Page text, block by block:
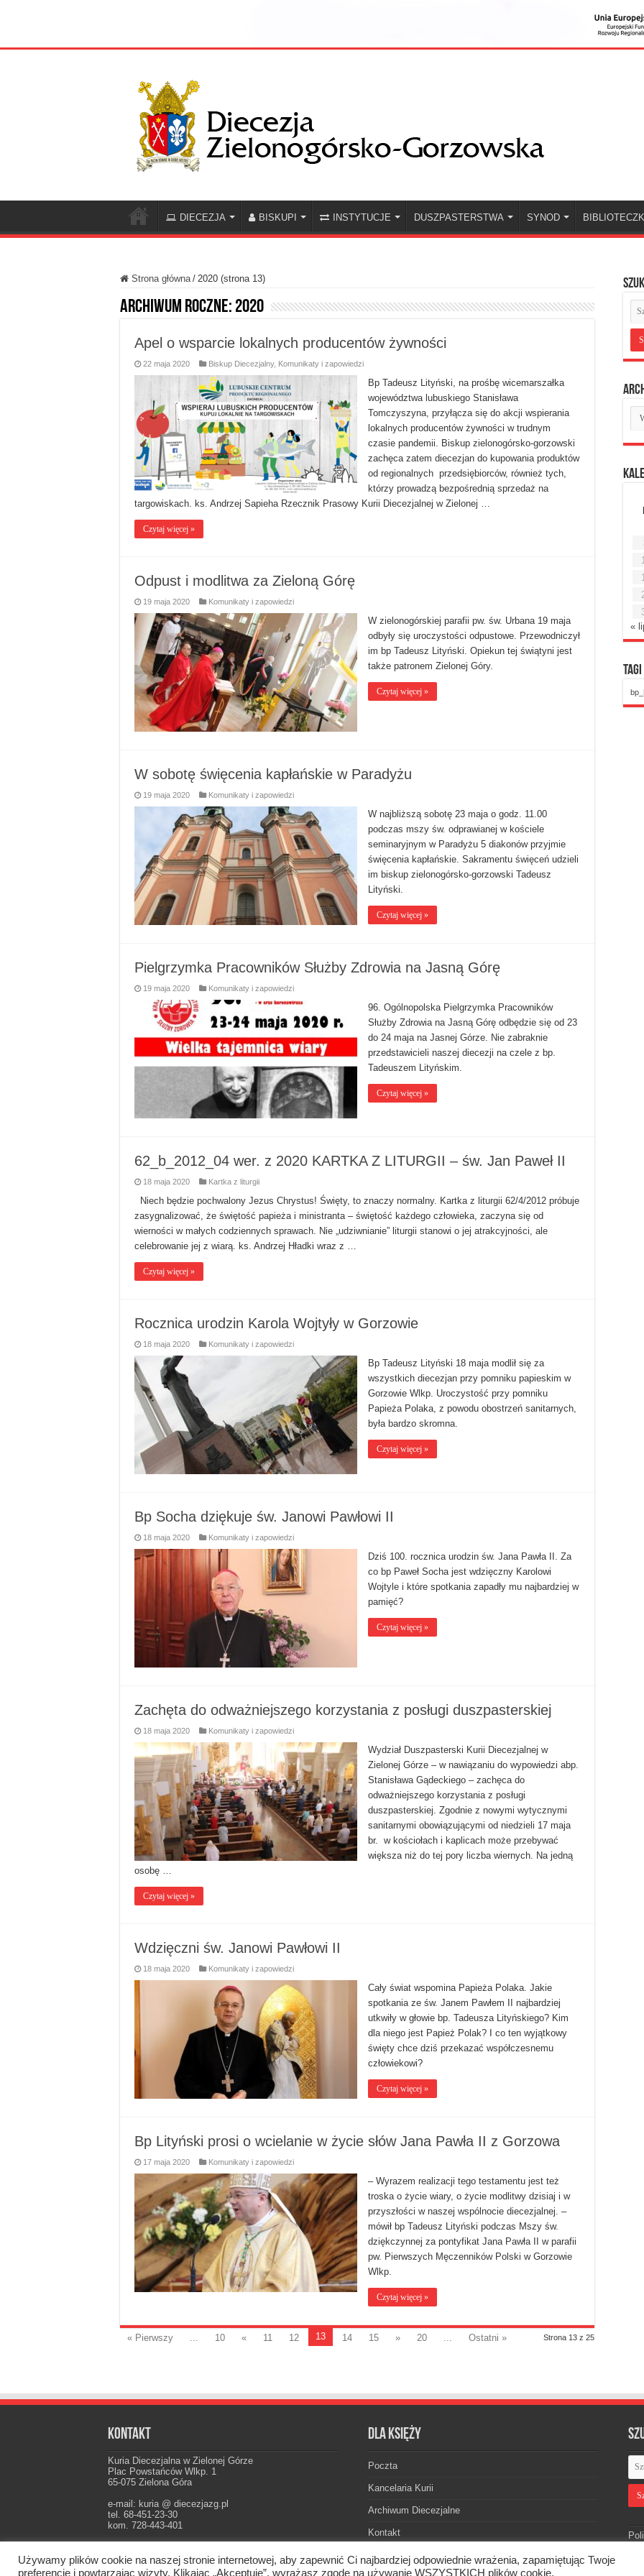
DIECEZJA BISKUPI INSTYTUCJE DUSZPASTERSTWA SYNOD
Strona główna / 2020 (strona 13)
Archiwum roczne: 2020
Apel o wsparcie lokalnych producentów żywności
22 maja 2020 Biskup Diecezjalny, Komunikaty i zapowiedzi
Bp Tadeusz Lityński, na prośbę wicemarszałka
województwa lubuskiego Stanisława
Tomczyszyna, przyłącza się do akcji wspierania
lokalnych producentów żywności w trudnym
czasie pandemii. Biskup zielonogórsko-gorzowski
zachęca zatem diecezjan do kupowania produktów
od regionalnych przedsiębiorców, również tych,
którzy prowadzą bezpośrednią sprzedaż na
targowiskach. ks. Andrzej Sapieha Rzecznik Prasowy Kurii Diecezjalnej w Zielonej …
Czytaj więcej »
Odpust i modlitwa za Zieloną Górę
19 maja 2020 Komunikaty i zapowiedzi
​W zielonogórskiej parafii pw. św. Urbana 19 maja
odbyły się uroczystości odpustowe. Przewodniczył
im bp Tadeusz Lityński. Opiekun tej świątyni jest
także patronem Zielonej Góry.
Czytaj więcej »
W sobotę święcenia kapłańskie w Paradyżu
19 maja 2020 Komunikaty i zapowiedzi
W najbliższą sobotę 23 maja o godz. 11.00
podczas mszy św. odprawianej w kościele
seminaryjnym w Paradyżu 5 diakonów przyjmie
święcenia kapłańskie. Sakramentu święceń udzieli
im biskup zielonogórsko-gorzowski Tadeusz
Lityński.
Czytaj więcej »
Pielgrzymka Pracowników Służby Zdrowia na Jasną Górę
19 maja 2020 Komunikaty i zapowiedzi
96. Ogólnopolska Pielgrzymka Pracowników
Służby Zdrowia na Jasną Górę odbędzie się od 23
do 24 maja na Jasnej Górze. Nie zabraknie
przedstawicieli naszej diecezji na czele z bp.
Tadeuszem Lityńskim.
Czytaj więcej »
62_b_2012_04 wer. z 2020 KARTKA Z LITURGII – św. Jan Paweł II
18 maja 2020 Kartka z liturgii
Niech będzie pochwalony Jezus Chrystus! Święty, to znaczy normalny. Kartka z liturgii 62/4/2012 próbuje
zasygnalizować, że świętość papieża i ministranta – świętość każdego człowieka, zaczyna się od
wierności w małych codziennych sprawach. Nie „udziwnianie” liturgii stanowi o jej atrakcyjności, ale
celebrowanie jej z wiarą. ks. Andrzej Hładki wraz z …
Czytaj więcej »
Rocznica urodzin Karola Wojtyły w Gorzowie
18 maja 2020 Komunikaty i zapowiedzi
Bp Tadeusz Lityński 18 maja modlił się za
wszystkich diecezjan przy pomniku papieskim w
Gorzowie Wlkp. Uroczystość przy pomniku
Papieża Polaka, z powodu obostrzeń sanitarnych,
była bardzo skromna.
Czytaj więcej »
Bp Socha dziękuje św. Janowi Pawłowi II
18 maja 2020 Komunikaty i zapowiedzi
Dziś 100. rocznica urodzin św. Jana Pawła II. Za
co bp Paweł Socha jest wdzięczny Karolowi
Wojtyle i które spotkania zapadły mu najbardziej w
pamięć?
Czytaj więcej »
Zachęta do odważniejszego korzystania z posługi duszpasterskiej
18 maja 2020 Komunikaty i zapowiedzi
Wydział Duszpasterski Kurii Diecezjalnej w
Zielonej Górze – w nawiązaniu do wypowiedzi abp.
Stanisława Gądeckiego – zachęca do
odważniejszego korzystania z posługi
duszpasterskiej. Zgodnie z nowymi wytycznymi
sanitarnymi obowiązującymi od niedzieli 17 maja
br. w kościołach i kaplicach może przebywać
większa niż do tej pory liczba wiernych. Na jedną
osobę …
Czytaj więcej »
Wdzięczni św. Janowi Pawłowi II
18 maja 2020 Komunikaty i zapowiedzi
Cały świat wspomina Papieża Polaka. Jakie
spotkania ze św. Janem Pawłem II najbardziej
utkwiły w głowie bp. Tadeusza Lityńskiego? Kim
dla niego jest Papież Polak? I co ten wyjątkowy
święty chce dziś przekazać współczesnemu
człowiekowi?
Czytaj więcej »
Bp Lityński prosi o wcielanie w życie słów Jana Pawła II z Gorzowa
17 maja 2020 Komunikaty i zapowiedzi
– Wyrazem realizacji tego testamentu jest też
troska o życie wiary, o życie modlitwy dzisiaj i w
przyszłości w naszej wspólnocie diecezjalnej. –
mówił bp Tadeusz Lityński podczas Mszy św.
dziękczynnej za pontyfikat Jana Pawła II w parafii
pw. Pierwszych Męczenników Polski w Gorzowie
Wlkp.
Czytaj więcej »
Strona 13 z 25
« Pierwszy ... 10 « 11 12 13 14 15 » 20 ... Ostatni »
«
Tagi
Kontakt
Kuria Diecezjalna w Zielonej Górze
Plac Powstańców Wlkp. 1
65-075 Zielona Góra
e-mail: kuria @ diecezjazg.pl
tel. 68-451-23-30
kom. 728-443-401
22 1020 5402 0000 0102 0021 3694
Dla księży
Poczta
Kancelaria Kurii
Archiwum Diecezjalne
Kontakt
Używamy plików cookie na naszej stronie internetowej, aby zapewnić Ci najbardziej odpowiednie wrażenia, zapamiętując Twoje
preferencje i powtarzając wizyty. Klikając „Akceptuję”, wyrażasz zgodę na używanie WSZYSTKICH plików cookie.